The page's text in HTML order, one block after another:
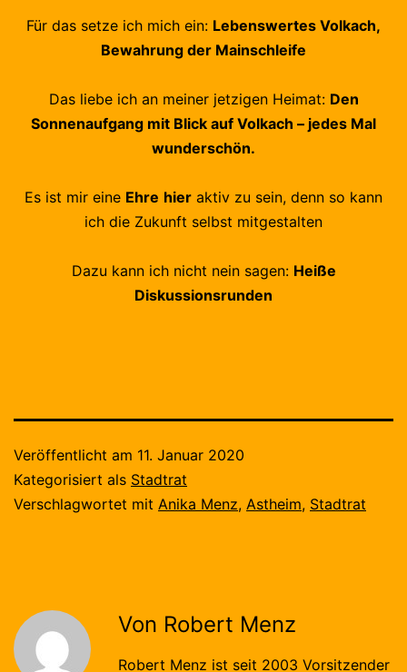
Für das setze ich mich ein: Lebenswertes Volkach,
Bewahrung der Mainschleife
Das liebe ich an meiner jetzigen Heimat: Den
Sonnenaufgang mit Blick auf Volkach – jedes Mal
wunderschön.
Es ist mir eine Ehre hier aktiv zu sein, denn so kann
ich die Zukunft selbst mitgestalten
Dazu kann ich nicht nein sagen: Heiße
Diskussionsrunden
Veröffentlicht am 11. Januar 2020
Kategorisiert als Stadtrat
Verschlagwortet mit Anika Menz, Astheim, Stadtrat
Von Robert Menz
Robert Menz ist seit 2003 Vorsitzender